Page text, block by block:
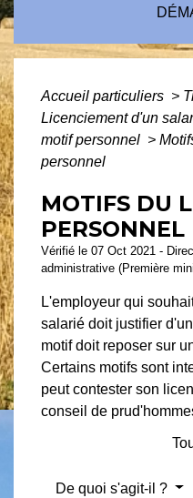
Accueil particuliers >
Licenciement d'un
motif personnel >
personnel
MOTIFS DU
PERSONNEL
Vérifié le 07 Oct 2021 -
administrative (Première
L'employeur qui
salarié doit justifier
motif doit reposer sur
Certains motifs sont
peut contester son
conseil de
De quoi s'agit-il ?